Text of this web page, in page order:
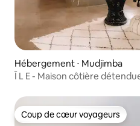
Hébergement ⋅ Mudjimba
Î L E - Maison côtière
Coup de cœur voyageurs
Coup de cœur voyageurs